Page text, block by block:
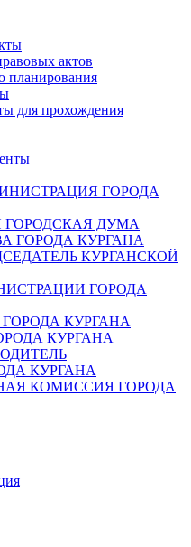
актов
планирования
для прохождения
ГОРОДА
ГОРОДСКАЯ ДУМА
ГОРОДА КУРГАНА
КУРГАНСКОЙ
ГОРОДА
КУРГАНА
КУРГАНА
КУРГАНА
КОМИССИЯ ГОРОДА